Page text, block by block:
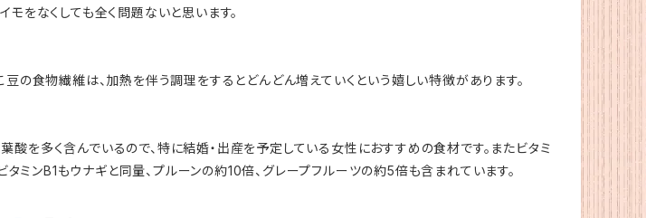
をなくしても全く問題ないと思います。
の食物繊維は、加熱を伴う調理をするとどんどん増えていくという嬉しい特徴があります。
を多く含んでいるので、特に結婚・出産を予定している女性におすすめの食材です。またビタミ
ミンB1もウナギと同量、プルーンの約10倍、グレープフルーツの約5倍も含まれています。